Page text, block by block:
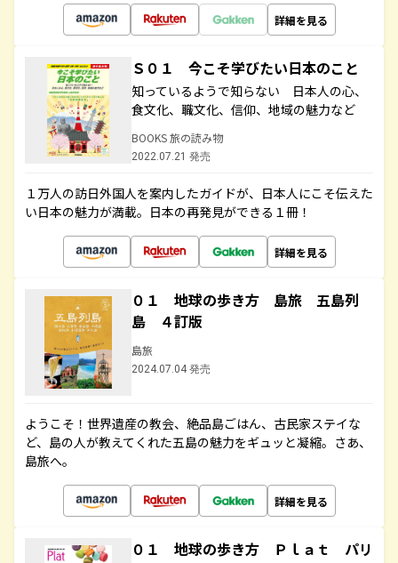
詳細を見る
Ｓ０１ 今こそ学びたい日本のこと
知っているようで知らない 日本人の心、
食文化、職文化、信仰、地域の魅力など
BOOKS 旅の読み物
2022.07.21 発売
１万人の訪日外国人を案内したガイドが、日本人にこそ伝えた
い日本の魅力が満載。日本の再発見ができる１冊！
詳細を見る
０１ 地球の歩き方 島旅 五島列
島 ４訂版
島旅
2024.07.04 発売
ようこそ！世界遺産の教会、絶品島ごはん、古民家ステイな
ど、島の人が教えてくれた五島の魅力をギュッと凝縮。さあ、
島旅へ。
詳細を見る
０１ 地球の歩き方 Ｐｌａｔ パリ